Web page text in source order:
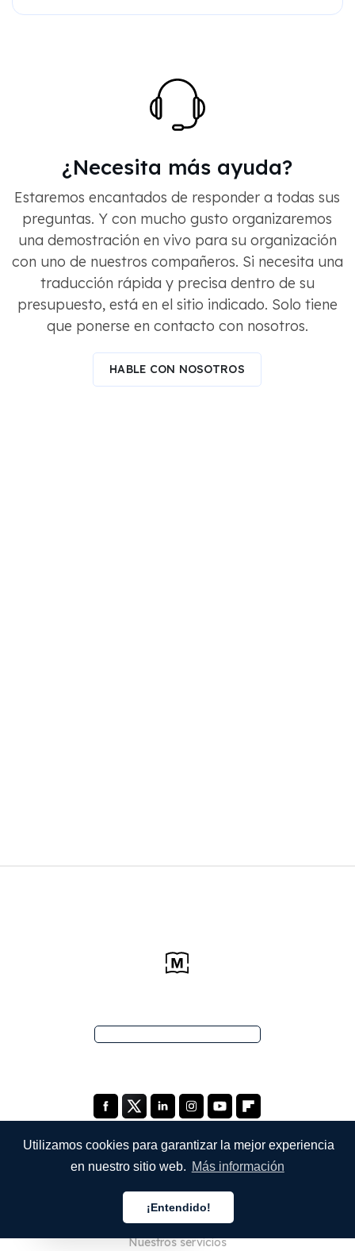
Utilizamos cookies para garantizar la mejor experiencia
en nuestro sitio web. Más información
¡Entendido!
¿Necesita más ayuda?
Estaremos encantados de responder a todas sus
preguntas. Y con mucho gusto organizaremos
una demostración en vivo para su organización
con uno de nuestros compañeros. Si necesita una
traducción rápida y precisa dentro de su
presupuesto, está en el sitio indicado. Solo tiene
que ponerse en contacto con nosotros.
HABLE CON NOSOTROS
Quiénes somos
Nuestros servicios
Español